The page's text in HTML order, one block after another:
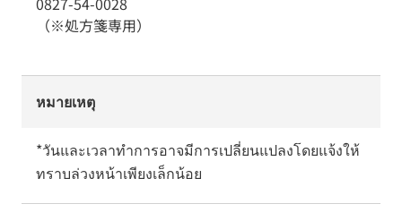
（※処方箋専用）
หมายเหตุ
*วันและเวลาทำการอาจมีการเปลี่ยนแปลงโดยแจ้งให้
ทราบล่วงหน้าเพียงเล็กน้อย